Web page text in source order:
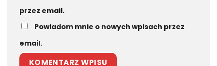
przez email.
Powiadom mnie o nowych wpisach przez
email.